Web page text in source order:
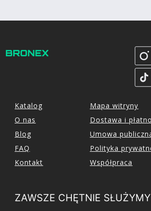
Katalog
O nas
Blog
FAQ
Kontakt
Mapa witryny
Dostawa i
Umowa
Polityka
Współpraca
ZAWSZE CHĘTNIE